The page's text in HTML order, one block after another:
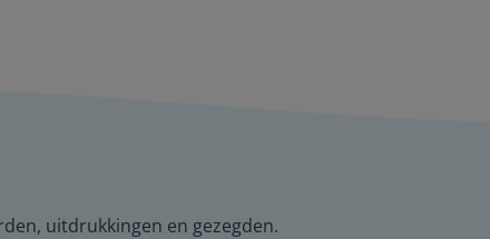
uitdrukkingen en gezegden.